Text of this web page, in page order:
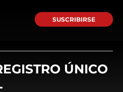
SUSCRIBIRSE
ÚNICO